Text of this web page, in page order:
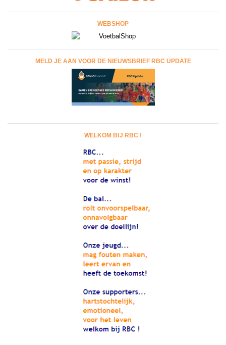
WEBSHOP
MELD JE AAN VOOR DE NIEUWSBRIEF RBC UPDATE
WELKOM BIJ RBC !